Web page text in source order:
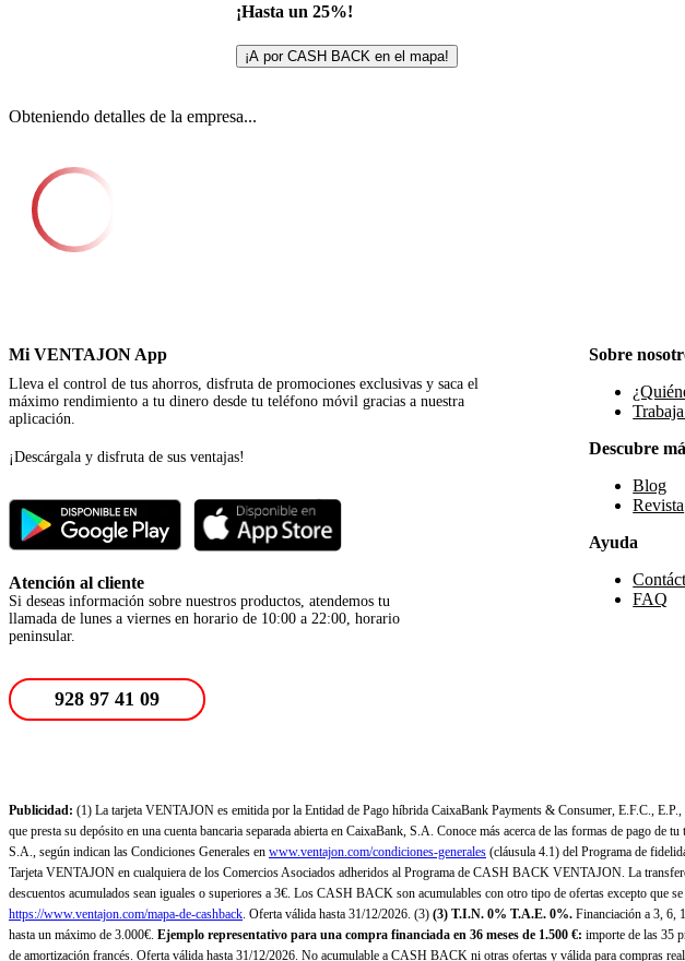
¡Hasta un 25%!
¡A por CASH BACK en el mapa!
Obteniendo detalles de la empresa...
Mi VENTAJON App
Lleva el control de tus ahorros, disfruta de promociones exclusivas y saca el
máximo rendimiento a tu dinero desde tu teléfono móvil gracias a nuestra
aplicación.
¡Descárgala y disfruta de sus ventajas!
Atención al cliente
Si deseas información sobre nuestros productos, atendemos tu
llamada de lunes a viernes en horario de 10:00 a 22:00, horario
peninsular.
Sobre
Descubre
Blog
Revista
Ayuda
FAQ
928 97 41 09
Publicidad: (1) La tarjeta VENTAJON es emitida por la Entidad de Pago híbrida CaixaBank Payments & Consumer, E.F.C.,
que presta su depósito en una cuenta bancaria separada abierta en CaixaBank, S.A. Conoce más acerca de las formas de pago de tu
S.A., según indican las Condiciones Generales en www.ventajon.com/condiciones-generales (cláusula 4.1) del Programa de
Tarjeta VENTAJON en cualquiera de los Comercios Asociados adheridos al Programa de CASH BACK VENTAJON. La
descuentos acumulados sean iguales o superiores a 3€. Los CASH BACK son acumulables con otro tipo de ofertas excepto
https://www.ventajon.com/mapa-de-cashback. Oferta válida hasta 31/12/2026. (3) (3) T.I.N. 0% T.A.E. 0%. Financiación a 3, 6,
hasta un máximo de 3.000€. Ejemplo representativo para una compra financiada en 36 meses de 1.500 €: importe de las 35
de amortización francés. Oferta válida hasta 31/12/2026. No acumulable a CASH BACK ni otras ofertas y válida para compras